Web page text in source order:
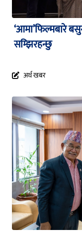
‘आमा’फिल्मबारे
सम्झिरहन्छु
अर्थ खबर